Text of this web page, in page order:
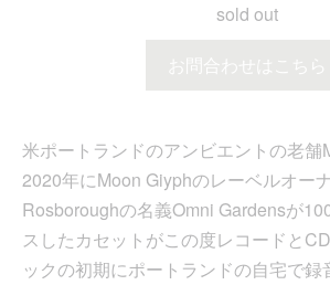
sold out
お問合わせはこちら
米ポートランドのアンビエントの老舗
2020年にMoon Giyphのレーベルオー
Rosboroughの名義Omni Gardensが
スしたカセットがこの度レコードと
ックの初期にポートランドの自宅で録